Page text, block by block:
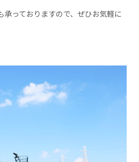
承っておりますので、ぜひお気軽に